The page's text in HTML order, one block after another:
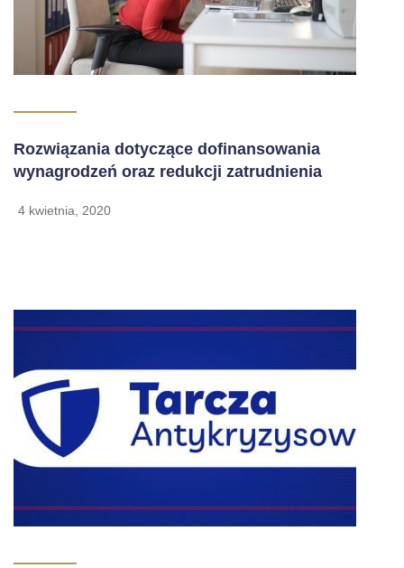
Rozwiązania dotyczące dofinansowania
wynagrodzeń oraz redukcji zatrudnienia
4 kwietnia, 2020